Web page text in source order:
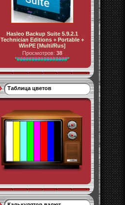
Hasleo Backup Suite 5.9.2.1
Technician Editions + Portable +
WinPE [Multi/Rus]
Просмотров: 38
*#################*
Таблица цветов